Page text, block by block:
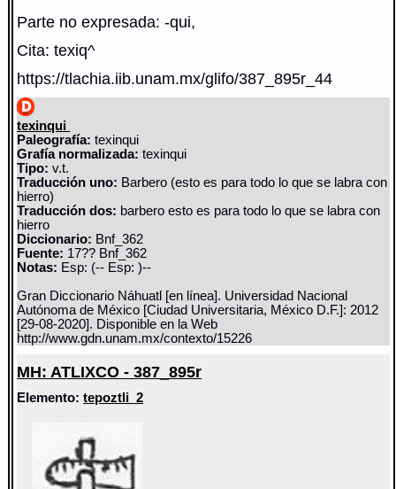
Parte no expresada: -qui,
Cita: texiq^
https://tlachia.iib.unam.mx/glifo/387_895r_44
texinqui
Paleografía: texinqui
Grafía normalizada: texinqui
Tipo: v.t.
Traducción uno: Barbero (esto es para todo lo que se labra con
hierro)
Traducción dos: barbero esto es para todo lo que se labra con
hierro
Diccionario: Bnf_362
Fuente: 17?? Bnf_362
Notas: Esp: (-- Esp: )--
Gran Diccionario Náhuatl [en línea]. Universidad Nacional
Autónoma de México [Ciudad Universitaria, México D.F.]: 2012
[29-08-2020]. Disponible en la Web
http://www.gdn.unam.mx/contexto/15226
MH: ATLIXCO - 387_895r
Elemento:tepoztli_2